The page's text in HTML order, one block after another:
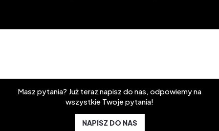
Masz pytania? Już teraz napisz do nas, odpowiemy na
wszystkie Twoje pytania!
NAPISZ DO NAS